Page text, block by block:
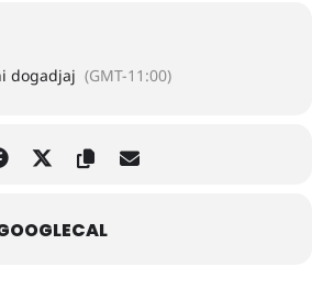
dogadjaj (GMT-11:00)